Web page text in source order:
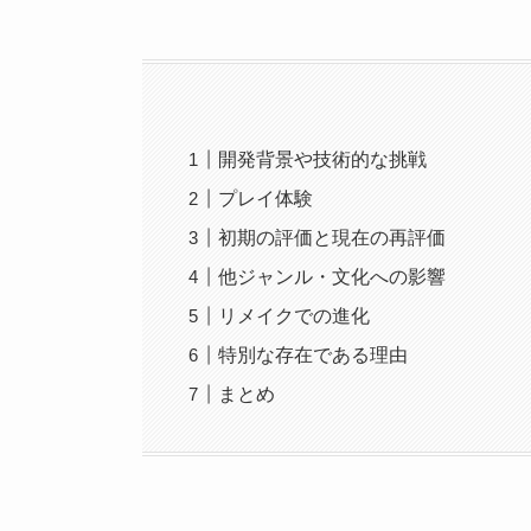
開発背景や技術的な挑戦
プレイ体験
初期の評価と現在の再評価
他ジャンル・文化への影響
リメイクでの進化
特別な存在である理由
まとめ